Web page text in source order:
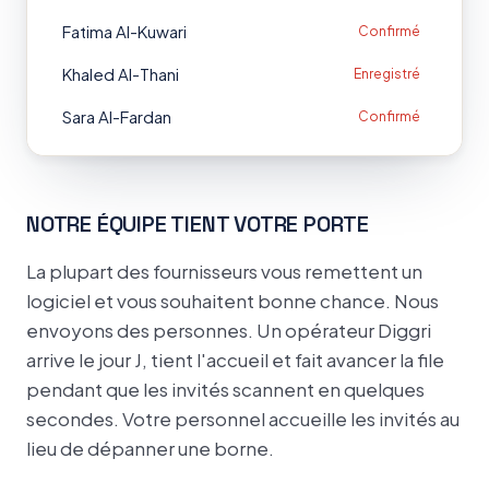
Fatima Al-Kuwari Confirmé
Khaled Al-Thani Enregistré
Sara Al-Fardan Confirmé
NOTRE ÉQUIPE TIENT VOTRE PORTE
La plupart des fournisseurs vous remettent un
logiciel et vous souhaitent bonne chance. Nous
envoyons des personnes. Un opérateur Diggri
arrive le jour J, tient l'accueil et fait avancer la file
pendant que les invités scannent en quelques
secondes. Votre personnel accueille les invités au
lieu de dépanner une borne.